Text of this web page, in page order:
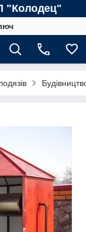
"Колодец"